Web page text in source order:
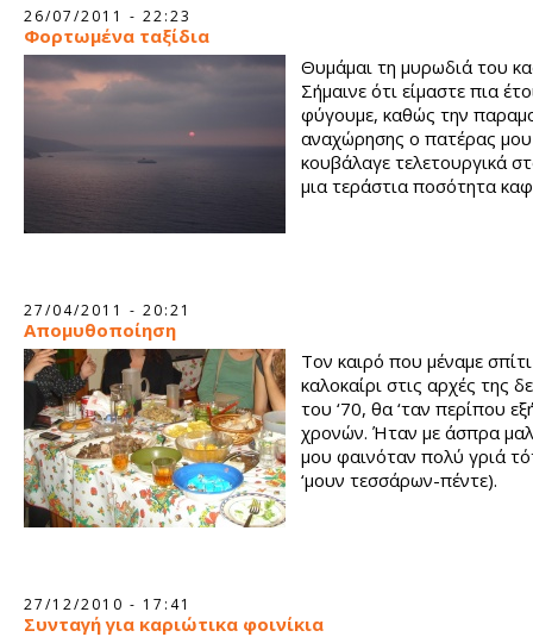
26/07/2011 - 22:23
Φορτωμένα ταξίδια
Θυμάμαι τη μυρωδιά του
Σήμαινε ότι είμαστε πια
φύγουμε, καθώς την
αναχώρησης ο πατέρας μου
κουβάλαγε τελετουργικά
μια τεράστια ποσότητα
27/04/2011 - 20:21
Απομυθοποίηση
Τον καιρό που μέναμε
καλοκαίρι στις αρχές της
του ‘70, θα ‘ταν περίπου
χρονών. Ήταν με άσπρα
μου φαινόταν πολύ γριά
‘μουν τεσσάρων-πέντε).
27/12/2010 - 17:41
Συνταγή για καριώτικα φοινίκια